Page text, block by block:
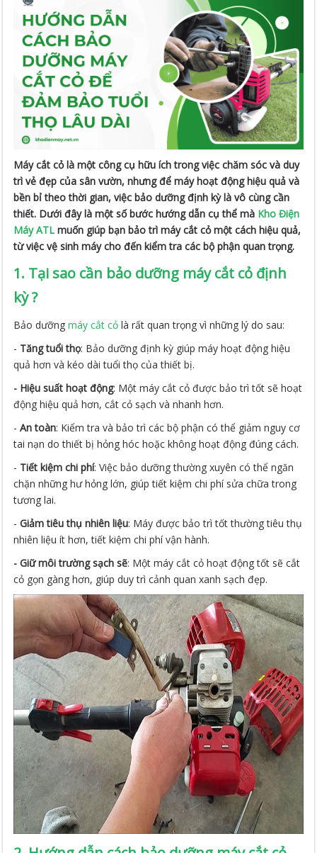
Máy cắt cỏ là một công cụ hữu ích trong việc chăm sóc và duy
trì vẻ đẹp của sân vườn, nhưng để máy hoạt động hiệu quả và
bền bỉ theo thời gian, việc bảo dưỡng định kỳ là vô cùng cần
thiết. Dưới đây là một số bước hướng dẫn cụ thể mà Kho Điện
Máy ATL muốn giúp bạn bảo trì máy cắt cỏ một cách hiệu quả,
từ việc vệ sinh máy cho đến kiểm tra các bộ phận quan trọng.
1. Tại sao cần bảo dưỡng máy cắt cỏ định
kỳ ?
Bảo dưỡngmáy cắt cỏ là rất quan trọng vì những lý do sau:
- Tăng tuổi thọ: Bảo dưỡng định kỳ giúp máy hoạt động hiệu
quả hơn và kéo dài tuổi thọ của thiết bị.
- Hiệu suất hoạt động: Một máy cắt cỏ được bảo trì tốt sẽ hoạt
động hiệu quả hơn, cắt cỏ sạch và nhanh hơn.
-An toàn: Kiểm tra và bảo trì các bộ phận có thể giảm nguy cơ
tai nạn do thiết bị hỏng hóc hoặc không hoạt động đúng cách.
- Tiết kiệm chi phí: Việc bảo dưỡng thường xuyên có thể ngăn
chặn những hư hỏng lớn, giúp tiết kiệm chi phí sửa chữa trong
tương lai.
-Giảm tiêu thụ nhiên liệu: Máy được bảo trì tốt thường tiêu thụ
nhiên liệu ít hơn, tiết kiệm chi phí vận hành.
- Giữ môi trường sạch sẽ: Một máy cắt cỏ hoạt động tốt sẽ cắt
cỏ gọn gàng hơn, giúp duy trì cảnh quan xanh sạch đẹp.